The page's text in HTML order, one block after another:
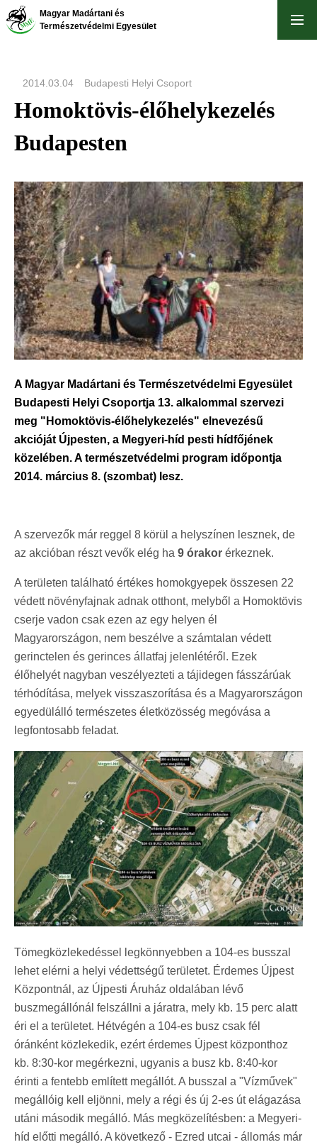
Ugrás
Magyar Madártani és
Természetvédelmi Egyesület
2014.03.04 Budapesti Helyi Csoport
Homoktövis-élőhelykezelés
Budapesten
A Magyar Madártani és Természetvédelmi Egyesület
Budapesti Helyi Csoportja 13. alkalommal szervezi
meg "Homoktövis-élőhelykezelés" elnevezésű
akcióját Újpesten, a Megyeri-híd pesti hídfőjének
közelében. A természetvédelmi program időpontja
2014. március 8. (szombat) lesz.
A szervezők már reggel 8 körül a helyszínen lesznek, de
az akcióban részt vevők elég ha 9 órakor érkeznek.
A területen található értékes homokgyepek összesen 22
védett növényfajnak adnak otthont, melyből a Homoktövis
cserje vadon csak ezen az egy helyen él
Magyarországon, nem beszélve a számtalan védett
gerinctelen és gerinces állatfaj jelenlétéről. Ezek
élőhelyét nagyban veszélyezteti a tájidegen fásszárúak
térhódítása, melyek visszaszorítása és a Magyarországon
egyedülálló természetes életközösség megóvása a
legfontosabb feladat.
Tömegközlekedéssel legkönnyebben a 104-es busszal
lehet elérni a helyi védettségű területet. Érdemes Újpest
Központnál, az Újpesti Áruház oldalában lévő
buszmegállónál felszállni a járatra, mely kb. 15 perc alatt
éri el a területet. Hétvégén a 104-es busz csak fél
óránként közlekedik, ezért érdemes Újpest központhoz
kb. 8:30-kor megérkezni, ugyanis a busz kb. 8:40-kor
érinti a fentebb említett megállót. A busszal a "Vízművek"
megállóig kell eljönni, mely a régi és új 2-es út elágazása
utáni második megálló. Más megközelítésben: a Megyeri-
híd előtti megálló. A következő - Ezred utcai - állomás már